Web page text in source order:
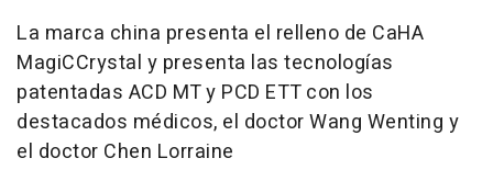
La marca china presenta el relleno de CaHA
MagiCCrystal y presenta las tecnologías
patentadas ACD MT y PCD ETT con los
destacados médicos, el doctorWang Wenting y
el doctor Chen Lorraine